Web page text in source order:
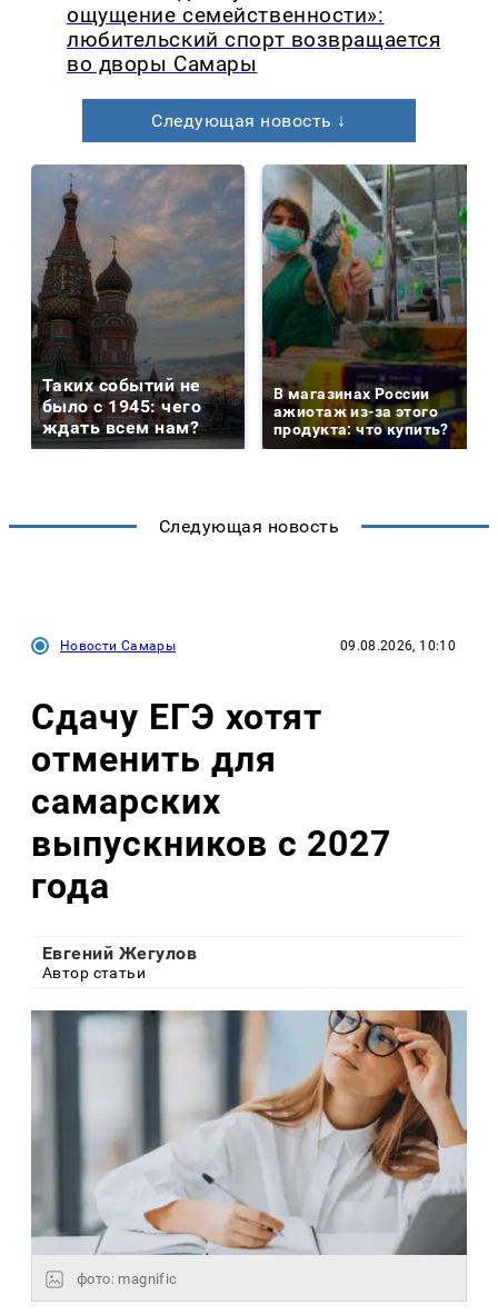
ощущение семейственности»:
любительский спорт возвращается
во дворы Самары
Следующая новость ↓
Таких событий не
было с 1945: чего
ждать всем нам?
В магазинах России
ажиотаж из-за этого
продукта: что купить?
Следующая новость
Новости Самары 09.08.2026, 10:10
Сдачу ЕГЭ хотят
отменить для
самарских
выпускников с 2027
года
Евгений Жегулов
Автор статьи
фото: magnific